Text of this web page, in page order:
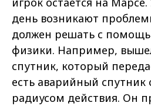
день возникают
должен решать с
физики. Например,
спутник, который
есть аварийный спутник
радиусом действия. Он